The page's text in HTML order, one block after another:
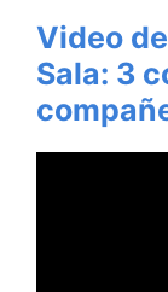
Video
Sala: 3